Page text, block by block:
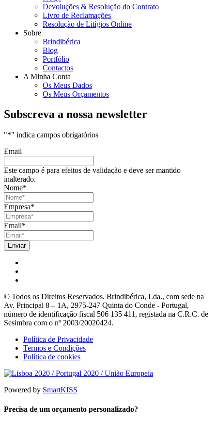
Devoluções & Resolução do Contrato
Livro de Reclamações
Resolução de Litígios Online
Sobre
Brindibérica
Blog
Portfólio
Contactos
A Minha Conta
Os Meus Dados
Os Meus Orçamentos
Subscreva a nossa newsletter
"*" indica campos obrigatórios
Email
Este campo é para efeitos de validação e deve ser mantido
inalterado.
Nome*
Empresa*
Email*
© Todos os Direitos Reservados. Brindibérica, Lda., com sede na
Av. Principal 8 – 1A, 2975-247 Quinta do Conde - Portugal,
número de identificação fiscal 506 135 411, registada na C.R.C. de
Sesimbra com o nº 2003/20020424.
Política de Privacidade
Termos e Condições
Política de cookies
Powered by SmartKISS
Precisa de um orçamento personalizado?